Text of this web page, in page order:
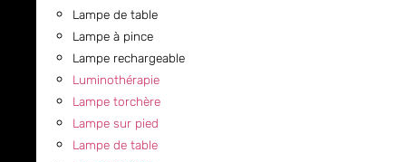
Lampe de table
Lampe à pince
Lampe rechargeable
Luminothérapie
Lampe torchère
Lampe sur pied
Lampe de table